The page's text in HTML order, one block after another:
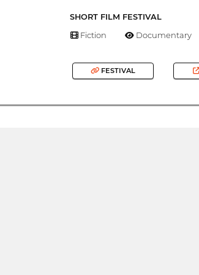
SHORT FILM FESTIVAL
Fiction Documentary
FESTIVAL